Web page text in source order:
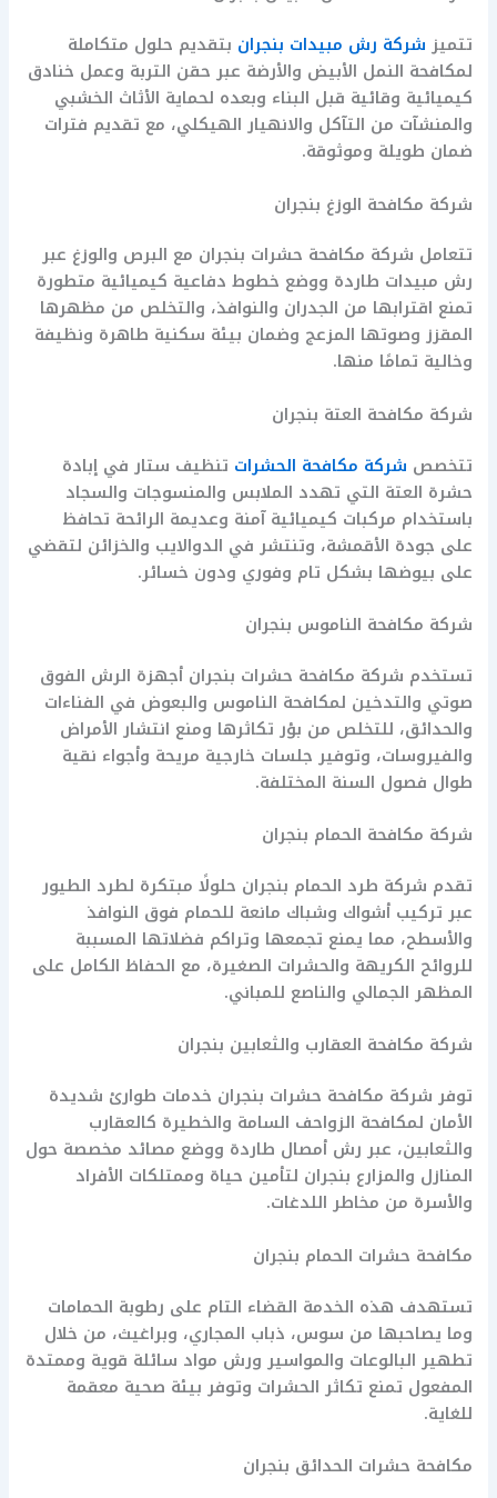
تتميز شركة رش مبيدات بنجران بتقديم حلول متكاملة
لمكافحة النمل الأبيض والأرضة عبر حقن التربة وعمل خنادق
كيميائية وقائية قبل البناء وبعده لحماية الأثاث الخشبي
والمنشآت من التآكل والانهيار الهيكلي، مع تقديم فترات
ضمان طويلة وموثوقة.
شركة مكافحة الوزغ بنجران
تتعامل شركة مكافحة حشرات بنجران مع البرص والوزغ عبر
رش مبيدات طاردة ووضع خطوط دفاعية كيميائية متطورة
تمنع اقترابها من الجدران والنوافذ، والتخلص من مظهرها
المقزز وصوتها المزعج وضمان بيئة سكنية طاهرة ونظيفة
وخالية تمامًا منها.
شركة مكافحة العتة بنجران
تتخصص شركة مكافحة الحشرات تنظيف ستار في إبادة
حشرة العتة التي تهدد الملابس والمنسوجات والسجاد
باستخدام مركبات كيميائية آمنة وعديمة الرائحة تحافظ
على جودة الأقمشة، وتنتشر في الدوالايب والخزائن لتقضي
على بيوضها بشكل تام وفوري ودون خسائر.
شركة مكافحة الناموس بنجران
تستخدم شركة مكافحة حشرات بنجران أجهزة الرش الفوق
صوتي والتدخين لمكافحة الناموس والبعوض في الفناءات
والحدائق، للتخلص من بؤر تكاثرها ومنع انتشار الأمراض
والفيروسات، وتوفير جلسات خارجية مريحة وأجواء نقية
طوال فصول السنة المختلفة.
شركة مكافحة الحمام بنجران
تقدم شركة طرد الحمام بنجران حلولًا مبتكرة لطرد الطيور
عبر تركيب أشواك وشباك مانعة للحمام فوق النوافذ
والأسطح، مما يمنع تجمعها وتراكم فضلاتها المسببة
للروائح الكريهة والحشرات الصغيرة، مع الحفاظ الكامل على
المظهر الجمالي والناصع للمباني.
شركة مكافحة العقارب والثعابين بنجران
توفر شركة مكافحة حشرات بنجران خدمات طوارئ شديدة
الأمان لمكافحة الزواحف السامة والخطيرة كالعقارب
والثعابين، عبر رش أمصال طاردة ووضع مصائد مخصصة حول
المنازل والمزارع بنجران لتأمين حياة وممتلكات الأفراد
والأسرة من مخاطر اللدغات.
مكافحة حشرات الحمام بنجران
تستهدف هذه الخدمة القضاء التام على رطوبة الحمامات
وما يصاحبها من سوس، ذباب المجاري، وبراغيث، من خلال
تطهير البالوعات والمواسير ورش مواد سائلة قوية وممتدة
المفعول تمنع تكاثر الحشرات وتوفر بيئة صحية معقمة
للغاية.
مكافحة حشرات الحدائق بنجران